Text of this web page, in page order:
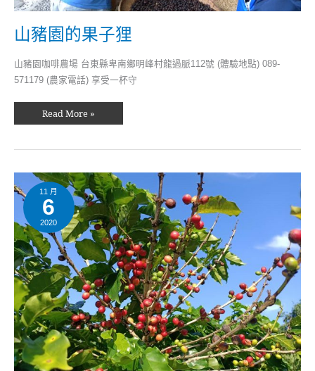
山豬園的果子狸
山豬園咖啡農場 台東縣卑南鄉明峰村龍過脈112號 (體驗地點) 089-
571179 (農家電話) 享受一杯守
Read More »
11 月
6
2020
日
燒
咖
啡
體
驗